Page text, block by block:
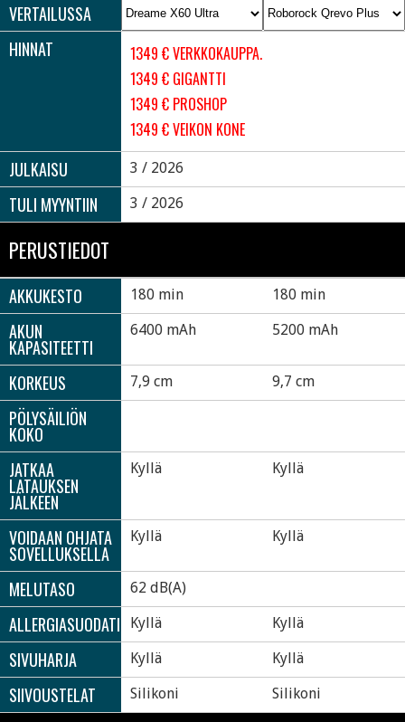
VERTAILUSSA
HINNAT
1349 € VERKKOKAUPPA.COM
1349 € GIGANTTI
1349 € PROSHOP
1349 € VEIKON KONE
JULKAISU 3 / 2026
TULI MYYNTIIN 3 / 2026
PERUSTIEDOT
AKKUKESTO 180 min 180 min
AKUN
KAPASITEETTI
6400 mAh 5200 mAh
KORKEUS 7,9 cm 9,7 cm
PÖLYSÄILIÖN
KOKO
JATKAA
LATAUKSEN
JÄLKEEN
Kyllä Kyllä
VOIDAAN OHJATA
SOVELLUKSELLA
Kyllä Kyllä
MELUTASO 62 dB(A)
ALLERGIASUODATIN Kyllä Kyllä
SIVUHARJA Kyllä Kyllä
SIIVOUSTELAT Silikoni Silikoni